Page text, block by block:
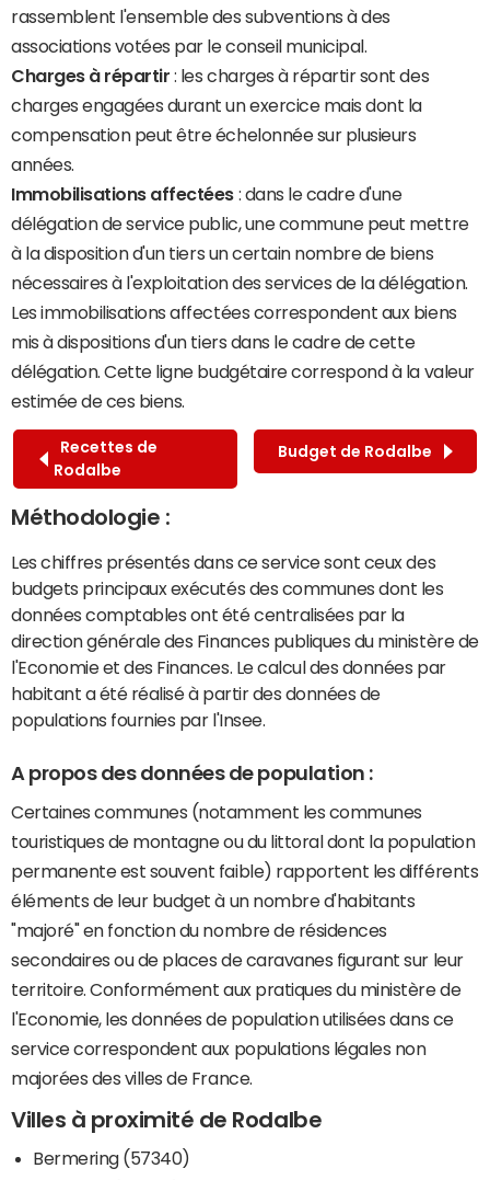
rassemblent l'ensemble des subventions à des
associations votées par le conseil municipal.
Charges à répartir : les charges à répartir sont des
charges engagées durant un exercice mais dont la
compensation peut être échelonnée sur plusieurs
années.
Immobilisations affectées : dans le cadre d'une
délégation de service public, une commune peut mettre
à la disposition d'un tiers un certain nombre de biens
nécessaires à l'exploitation des services de la délégation.
Les immobilisations affectées correspondent aux biens
mis à dispositions d'un tiers dans le cadre de cette
délégation. Cette ligne budgétaire correspond à la valeur
estimée de ces biens.
Recettes de
Rodalbe
Budget de Rodalbe
Méthodologie :
Les chiffres présentés dans ce service sont ceux des
budgets principaux exécutés des communes dont les
données comptables ont été centralisées par la
direction générale des Finances publiques du ministère de
l'Economie et des Finances. Le calcul des données par
habitant a été réalisé à partir des données de
populations fournies par l'Insee.
A propos des données de population :
Certaines communes (notamment les communes
touristiques de montagne ou du littoral dont la population
permanente est souvent faible) rapportent les différents
éléments de leur budget à un nombre d'habitants
"majoré" en fonction du nombre de résidences
secondaires ou de places de caravanes figurant sur leur
territoire. Conformément aux pratiques du ministère de
l'Economie, les données de population utilisées dans ce
service correspondent aux populations légales non
majorées des villes de France.
Villes à proximité de Rodalbe
Bermering (57340)